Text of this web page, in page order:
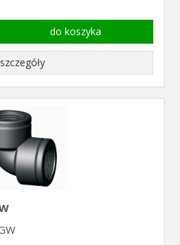
do koszyka
szczegóły